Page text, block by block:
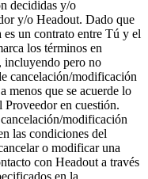
decididas y/o
y/o Headout. Dado que
un contrato entre Tú y el
los términos en
incluyendo pero no
cancelación/modificación
menos que se acuerde lo
en cuestión.
modificación
las condiciones del
o modificar una
con Headout a través
en la